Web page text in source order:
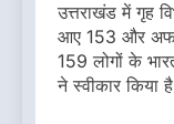
उत्तराखंड में गृह
आए 153 और
159 लोगों के
ने स्वीकार किया